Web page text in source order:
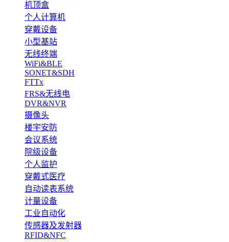
机顶盒
个人计算机
穿戴设备
小型基站
无线终端
WiFi&BLE
SONET&SDH
FTTx
FRS&无线电
DVR&NVR
摄像头
楼宇安防
会议系统
院级设备
个人监护
穿戴式医疗
自动读表系统
计量设备
工业自动化
传感器及发射器
RFID&NFC